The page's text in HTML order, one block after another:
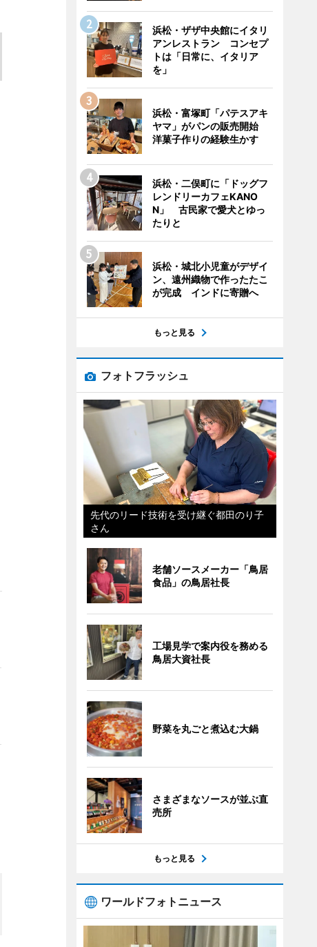
浜松・ザザ中央館にイタリ
アンレストラン コンセプ
トは「日常に、イタリア
を」
浜松・富塚町「パテスアキ
ヤマ」がパンの販売開始
洋菓子作りの経験生かす
浜松・二俣町に「ドッグフ
レンドリーカフェKANO
N」 古民家で愛犬とゆっ
たりと
浜松・城北小児童がデザイ
ン、遠州織物で作ったたこ
が完成 インドに寄贈へ
もっと見る
フォトフラッシュ
先代のリード技術を受け継ぐ都田のり子
さん
老舗ソースメーカー「鳥居
食品」の鳥居社長
工場見学で案内役を務める
鳥居大資社長
野菜を丸ごと煮込む大鍋
さまざまなソースが並ぶ直
売所
もっと見る
ワールドフォトニュース